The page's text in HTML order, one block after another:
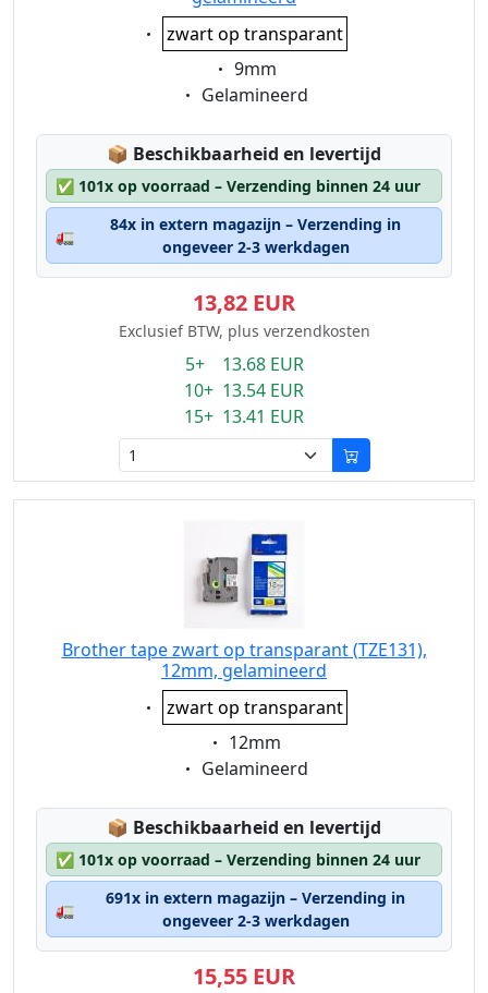
Eigenschaft:
zwart op transparant
Eigenschaft:
9mm
Eigenschaft:
Gelamineerd
📦 Lagerstatus:
Beschikbaarheid en levertijd
✅ 101x op voorraad – Verzending binnen 24 uur
🚛
84x in extern magazijn – Verzending in
ongeveer 2-3 werkdagen
13,82 EUR
Exclusief BTW, plus verzendkosten
5+ 13.68 EUR
10+ 13.54 EUR
15+ 13.41 EUR
Brother tape zwart op transparant (TZE131),
12mm, gelamineerd
Eigenschaft:
zwart op transparant
Eigenschaft:
12mm
Eigenschaft:
Gelamineerd
📦 Lagerstatus:
Beschikbaarheid en levertijd
✅ 101x op voorraad – Verzending binnen 24 uur
🚛
691x in extern magazijn – Verzending in
ongeveer 2-3 werkdagen
15,55 EUR